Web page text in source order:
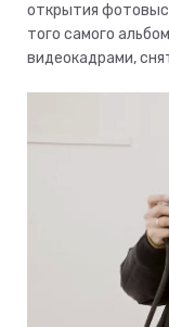
открытия
того самого
видеокадрами,